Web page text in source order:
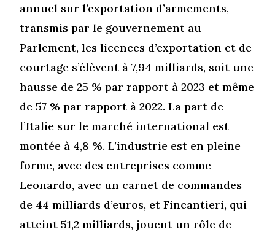
annuel sur l’exportation d’armements,
transmis par le gouvernement au
Parlement, les licences d’exportation et de
courtage s’élèvent à 7,94 milliards, soit une
hausse de 25 % par rapport à 2023 et même
de 57 % par rapport à 2022. La part de
l’Italie sur le marché international est
montée à 4,8 %. L’industrie est en pleine
forme, avec des entreprises comme
Leonardo, avec un carnet de commandes
de 44 milliards d’euros, et Fincantieri, qui
atteint 51,2 milliards, jouent un rôle de